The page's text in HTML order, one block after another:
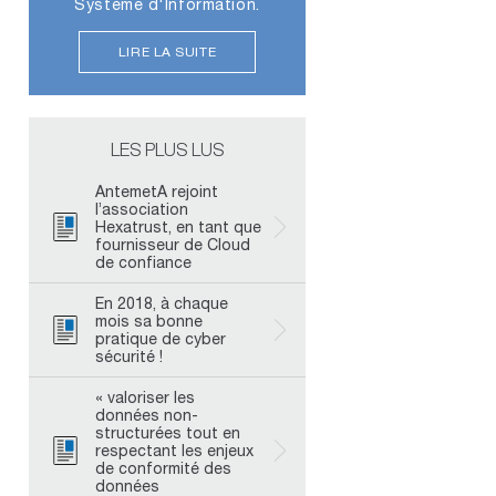
Système d'Information.
LIRE LA SUITE
LES PLUS LUS
AntemetA rejoint
l’association
Hexatrust, en tant que
fournisseur de Cloud
de confiance
En 2018, à chaque
mois sa bonne
pratique de cyber
sécurité !
« valoriser les
données non-
structurées tout en
respectant les enjeux
de conformité des
données